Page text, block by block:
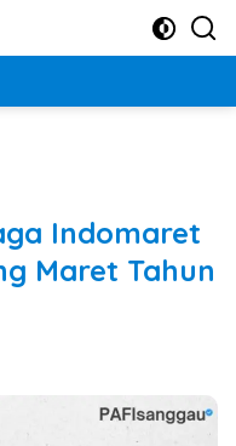
Indomaret
Maret Tahun